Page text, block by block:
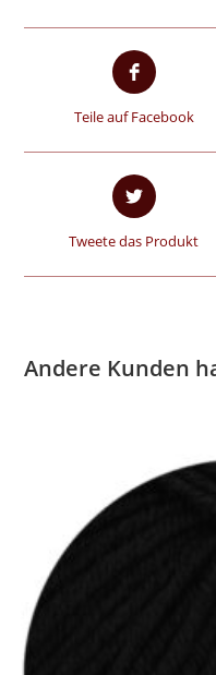
Teile auf Facebook
Tweete das Produkt
Andere Kunden